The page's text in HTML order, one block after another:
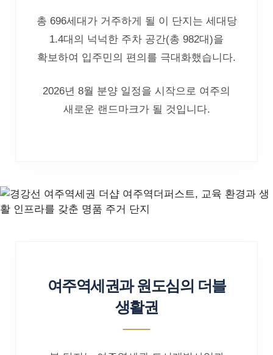
총 696세대가 거주하게 될 이 단지는 세대당
1.4대의 넉넉한 주차 공간(총 982대)을
확보하여 입주민의 편의를 극대화했습니다.
2026년 8월 분양 일정을 시작으로 여주의
새로운 랜드마크가 될 것입니다.
여주역세권과 원도심의 더블
생활권